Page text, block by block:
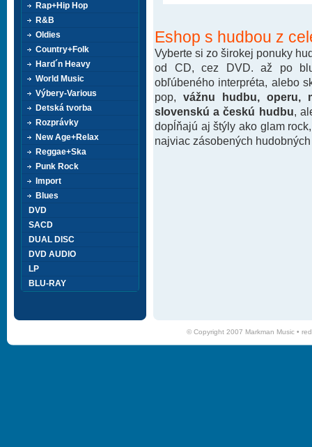
Eshop s hudbou z
Vyberte si zo širokej ponuky
od CD, cez DVD. až po
obľúbeného interpréta, alebo
pop, vážnu hudbu, operu,
slovenskú a českú hudbu ,
dopĺňajú aj štýly ako glam
najviac zásobených
Rap+Hip Hop
R&B
Oldies
Country+Folk
Hard´n Heavy
World Music
Výbery-Various
Detská tvorba
Rozprávky
New Age+Relax
Reggae+Ska
Punk Rock
Import
Blues
DVD
SACD
DUAL DISC
DVD AUDIO
LP
BLU-RAY
© Copyright 2007 Markman Music •